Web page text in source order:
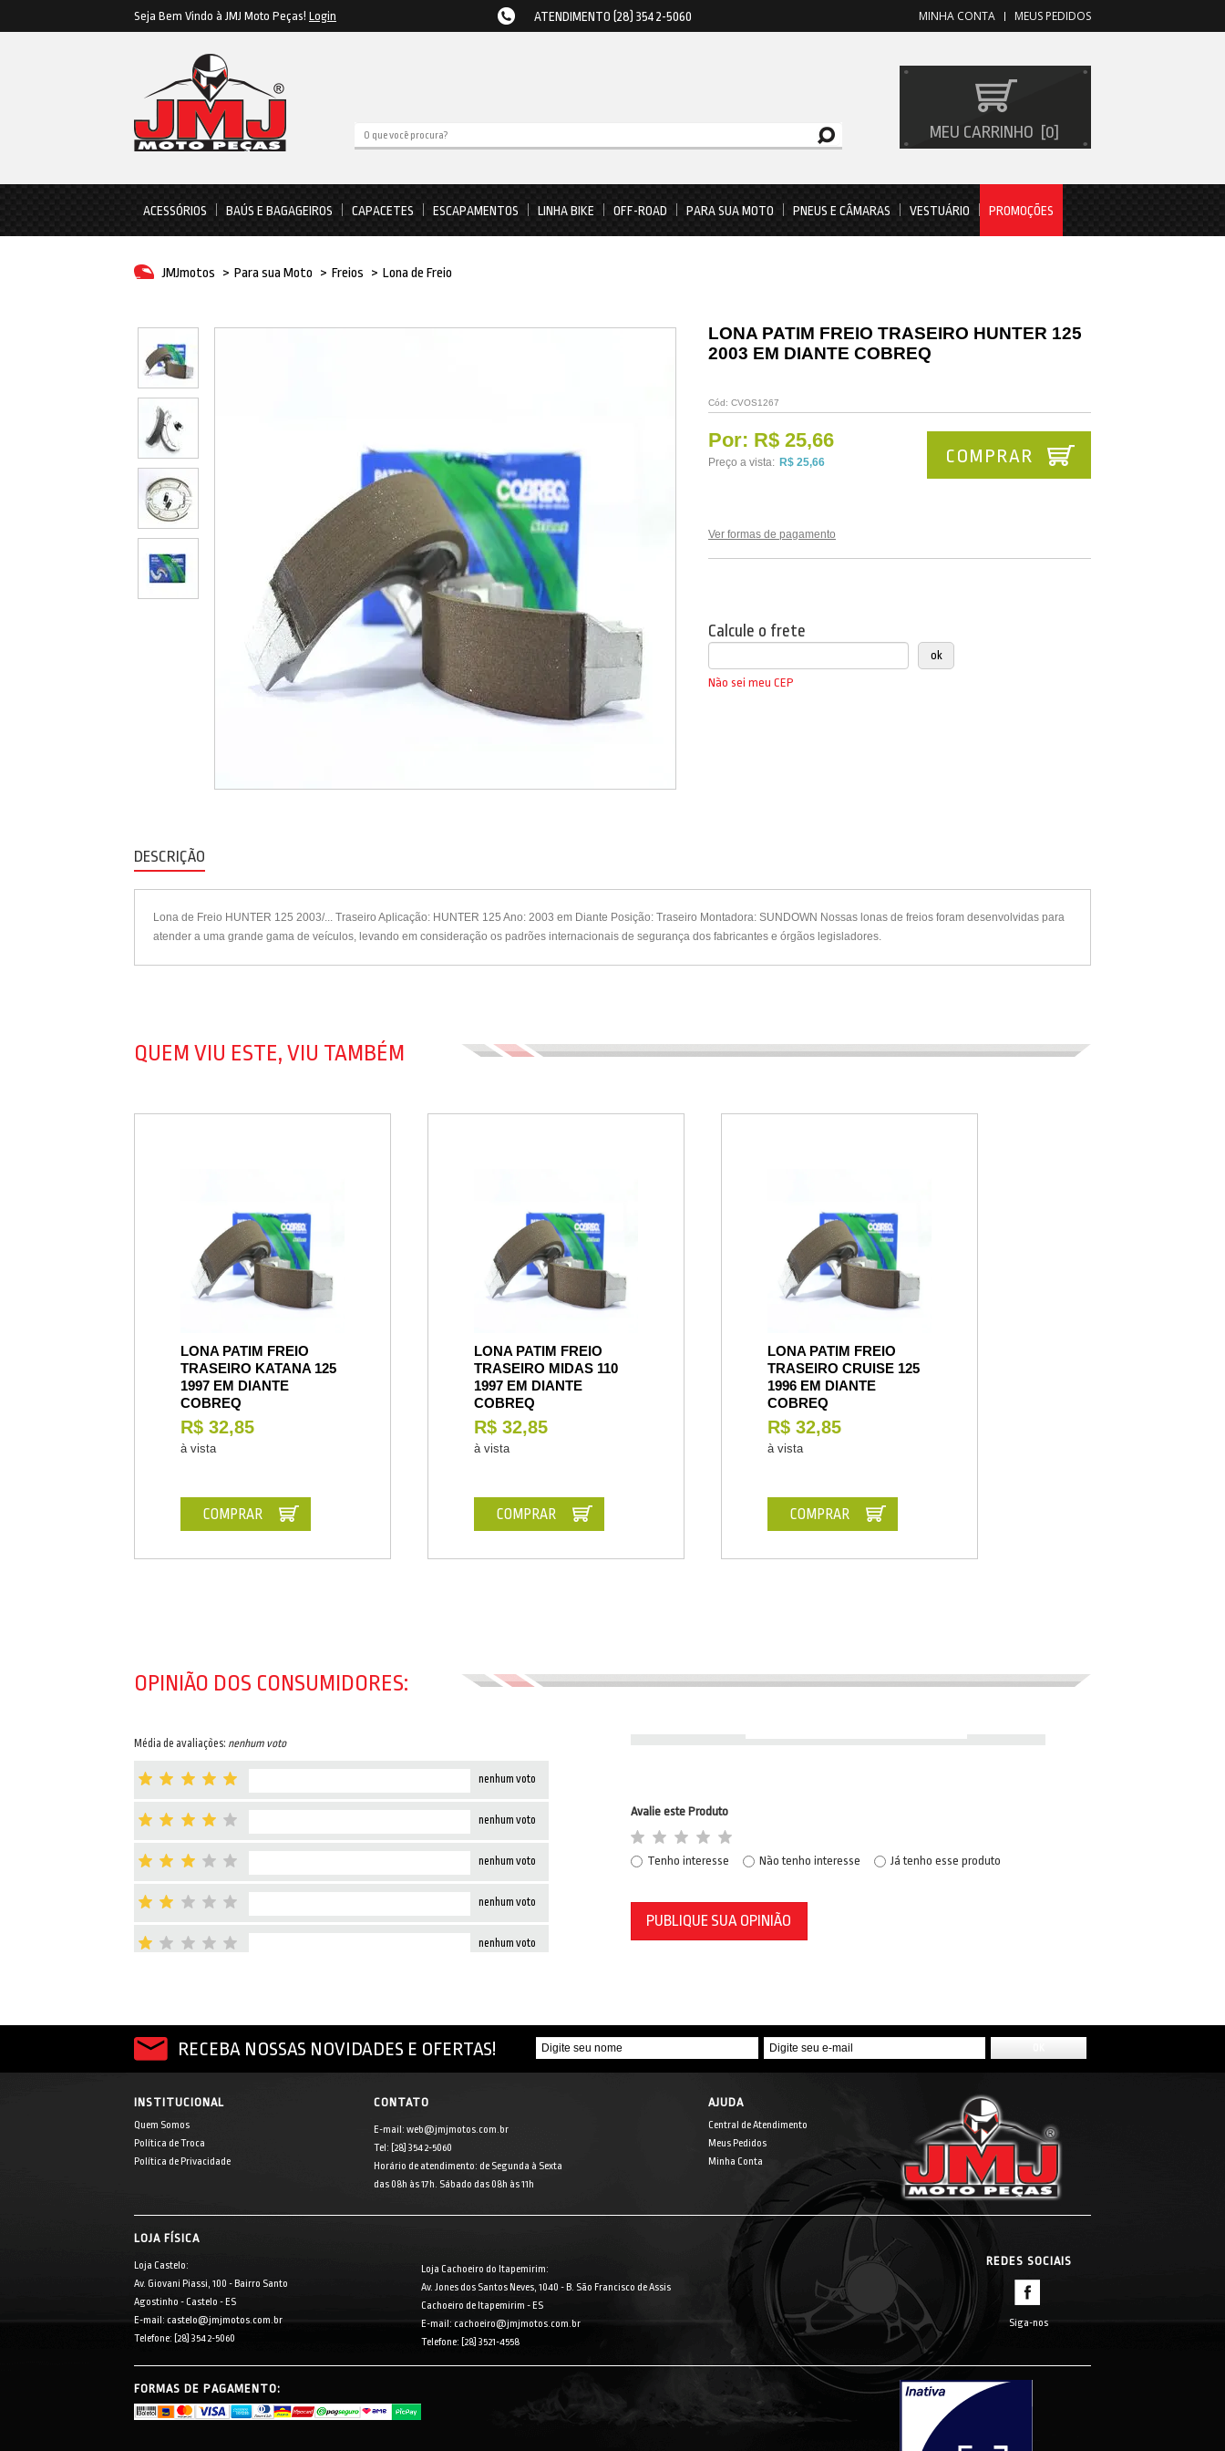
Seja Bem Vindo à JMJ Moto Peças! Login ATENDIMENTO (28) 3542-5060 MEUS PEDIDOS
MINHA CONTA
MEU CARRINHO 0
ACESSÓRIOS BAÚS E BAGAGEIROS CAPACETES ESCAPAMENTOS LINHA BIKE OFF-ROAD PARA SUA MOTO PNEUS E CÂMARAS VESTUÁRIO PROMOÇÕES
JMJmotos > Para sua Moto > Freios > Lona de Freio
LONA PATIM FREIO TRASEIRO HUNTER 125
2003 EM DIANTE COBREQ
Cód: CVOS1267
Por: R$ 25,66
Preço a vista: R$ 25,66
Ver formas de pagamento
COMPRAR
Calcule o frete
Não sei meu CEP
DESCRIÇÃO
Lona de Freio HUNTER 125 2003/... Traseiro Aplicação: HUNTER 125 Ano: 2003 em Diante Posição: Traseiro Montadora: SUNDOWN Nossas lonas de freios foram desenvolvidas para
atender a uma grande gama de veículos, levando em consideração os padrões internacionais de segurança dos fabricantes e órgãos legisladores.
QUEM VIU ESTE, VIU TAMBÉM
LONA PATIM FREIO
TRASEIRO KATANA 125
1997 EM DIANTE
COBREQ
R$ 32,85
à vista
COMPRAR
LONA PATIM FREIO
TRASEIRO MIDAS 110
1997 EM DIANTE
COBREQ
R$ 32,85
à vista
COMPRAR
LONA PATIM FREIO
TRASEIRO CRUISE 125
1996 EM DIANTE
COBREQ
R$ 32,85
à vista
COMPRAR
OPINIÃO DOS CONSUMIDORES:
Média de avaliações: nenhum voto
nenhum voto
nenhum voto
nenhum voto
nenhum voto
nenhum voto
Avalie este Produto
Tenho interesse Não tenho interesse Já tenho esse produto
PUBLIQUE SUA OPINIÃO
RECEBA NOSSAS NOVIDADES E OFERTAS!
INSTITUCIONAL
Quem Somos
Política de Troca
Política de Privacidade
CONTATO
E-mail: web@jmjmotos.com.br
Tel: [28] 3542-5060
Horário de atendimento: de Segunda à Sexta
das 08h às 17h. Sábado das 08h às 11h
AJUDA
Central de Atendimento
Meus Pedidos
Minha Conta
LOJA FÍSICA
Loja Castelo:
Av. Giovani Piassi, 100 - Bairro Santo
Agostinho - Castelo - ES
E-mail: castelo@jmjmotos.com.br
Telefone: [28] 3542-5060
Loja Cachoeiro do Itapemirim:
Av. Jones dos Santos Neves, 1040 - B. São Francisco de Assis
Cachoeiro de Itapemirim - ES
E-mail: cachoeiro@jmjmotos.com.br
Telefone: [28] 3521-4558
REDES SOCIAIS
Siga-nos
FORMAS DE PAGAMENTO: